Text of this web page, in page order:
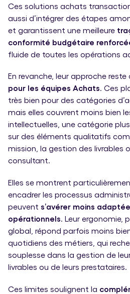
Ces solutions achats
aussi d’intégrer des étapes
et garantissent une meilleure
conformité budgétaire
fluide de toutes les opérations
En revanche, leur approche
pour les équipes Achats. Ces
très bien pour des catégories
mais elles couvrent moins bien
intellectuelles, une catégorie
sur des éléments qualitatifs
mission, la gestion des livrables
consultant.
Elles se montrent
encadrer les processus
peuvent s’avérer moins
opérationnels. Leur ergonomie,
global, répond parfois moins
quotidiens des métiers, qui
souplesse dans la gestion de
livrables ou de leurs prestataires.
Ces limites soulignent la